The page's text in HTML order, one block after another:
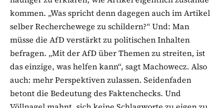
kommen. „Was spricht denn dagegen auch im Artikel
selber Recherchewege zu schildern?“ Und: Man
müsse die AfD verstärkt zu politischen Inhalten
befragen. „Mit der AfD über Themen zu streiten, ist
das einzige, was helfen kann“, sagt Machowecz. Also
auch: mehr Perspektiven zulassen. Seidenfaden
betont die Bedeutung des Faktenchecks. Und